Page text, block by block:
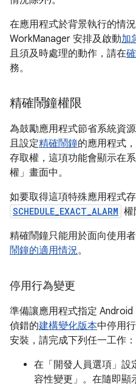
在應用程式於背景執行的情
WorkManager 安排及啟動加
且須及時處理的動作，請在
務。
精確鬧鐘權限
為鼓勵應用程式節省系統資
且設定精確鬧鐘的應用程式
存取權，這項功能會顯示在
權」 畫面中。
如要取得這項特殊應用程式
SCHEDULE_EXACT_ALARM 權
精確鬧鐘只能用於面向使用
鬧鐘的適用情況。
停用行為變更
準備讓應用程式指定
偵錯的建構變化版本中停用
安裝，請完成下列任一工作：
在「開發人員選項」 設
容性變更」 。在隨即顯